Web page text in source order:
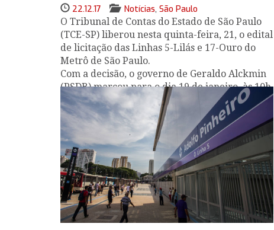
22.12.17 Notícias, São Paulo
O Tribunal de Contas do Estado de São Paulo
(TCE-SP) liberou nesta quinta-feira, 21, o edital
de licitação das Linhas 5-Lilás e 17-Ouro do
Metrô de São Paulo.
Com a decisão, o governo de Geraldo Alckmin
(PSDB) marcou para o dia 19 de janeiro, às 10h,
o leilão de ambas as linhas.